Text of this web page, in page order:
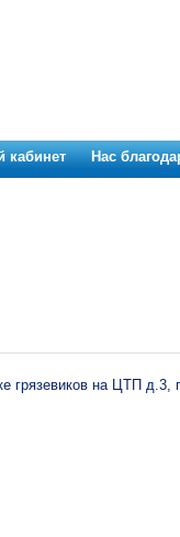
кабинет Нас
грязевиков на ЦТП д.3,